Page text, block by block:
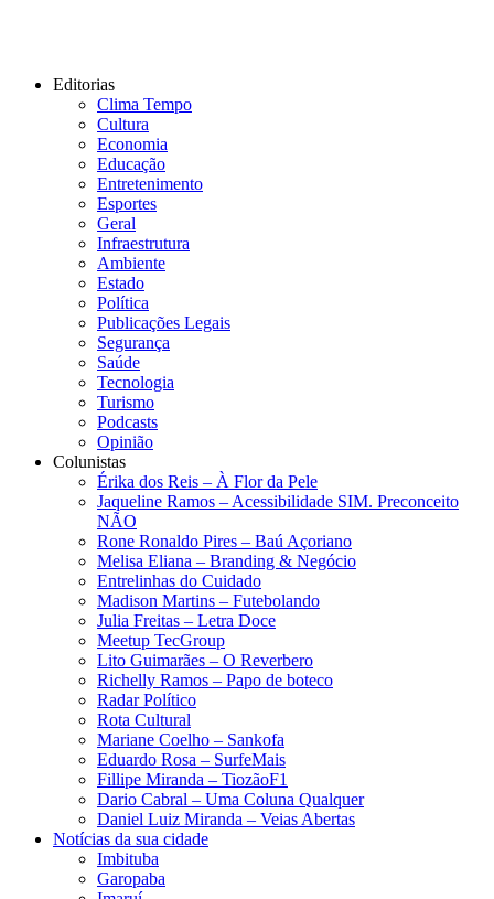
Editorias
Clima Tempo
Cultura
Economia
Educação
Entretenimento
Esportes
Geral
Infraestrutura
Ambiente
Estado
Política
Publicações Legais
Segurança
Saúde
Tecnologia
Turismo
Podcasts
Opinião
Colunistas
Érika dos Reis​ – À Flor da Pele
Jaqueline Ramos – Acessibilidade SIM. Preconceito
NÃO
Rone Ronaldo Pires – Baú Açoriano
Melisa Eliana – Branding & Negócio
Entrelinhas do Cuidado
Madison Martins – Futebolando
Julia Freitas​ – Letra Doce
Meetup TecGroup
Lito Guimarães – O Reverbero
Richelly Ramos​ – Papo de boteco
Radar Político
Rota Cultural
Mariane Coelho – Sankofa
Eduardo Rosa​ – SurfeMais
Fillipe Miranda – TiozãoF1
Dario Cabral – Uma Coluna Qualquer
Daniel Luiz Miranda – Veias Abertas
Notícias da sua cidade
Imbituba
Garopaba